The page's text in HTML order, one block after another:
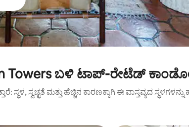
Towers ಬಳಿ ಟಾಪ್-ರೇಟೆಡ್
ಸ್ಥಳ, ಸ್ವಚ್ಛತೆ ಮತ್ತು ಹೆಚ್ಚಿನ ಕಾರಣಕ್ಕಾಗಿ ಈ ವಾಸ್ತವ್ಯದ